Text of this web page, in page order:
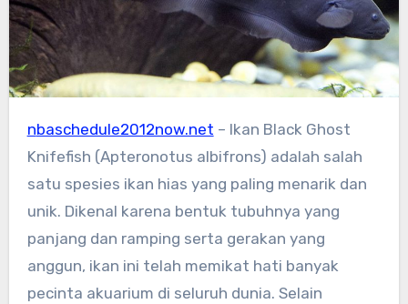
nbaschedule2012now.net – Ikan Black Ghost
Knifefish (Apteronotus albifrons) adalah salah
satu spesies ikan hias yang paling menarik dan
unik. Dikenal karena bentuk tubuhnya yang
panjang dan ramping serta gerakan yang
anggun, ikan ini telah memikat hati banyak
pecinta akuarium di seluruh dunia. Selain